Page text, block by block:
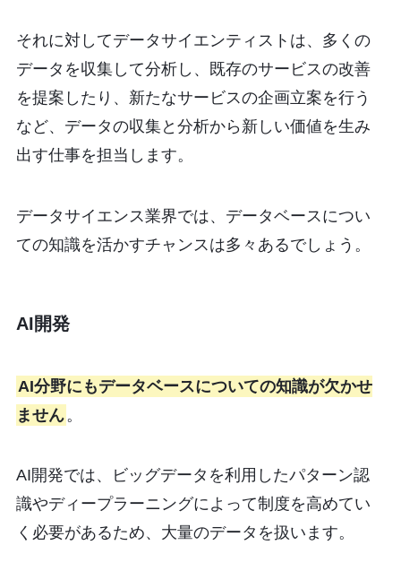
それに対してデータサイエンティストは、多くの
データを収集して分析し、既存のサービスの改善
を提案したり、新たなサービスの企画立案を行う
など、データの収集と分析から新しい価値を生み
出す仕事を担当します。
データサイエンス業界では、データベースについ
ての知識を活かすチャンスは多々あるでしょう。
AI開発
AI分野にもデータベースについての知識が欠かせ
ません 。
AI開発では、ビッグデータを利用したパターン認
識やディープラーニングによって制度を高めてい
く必要があるため、大量のデータを扱います。